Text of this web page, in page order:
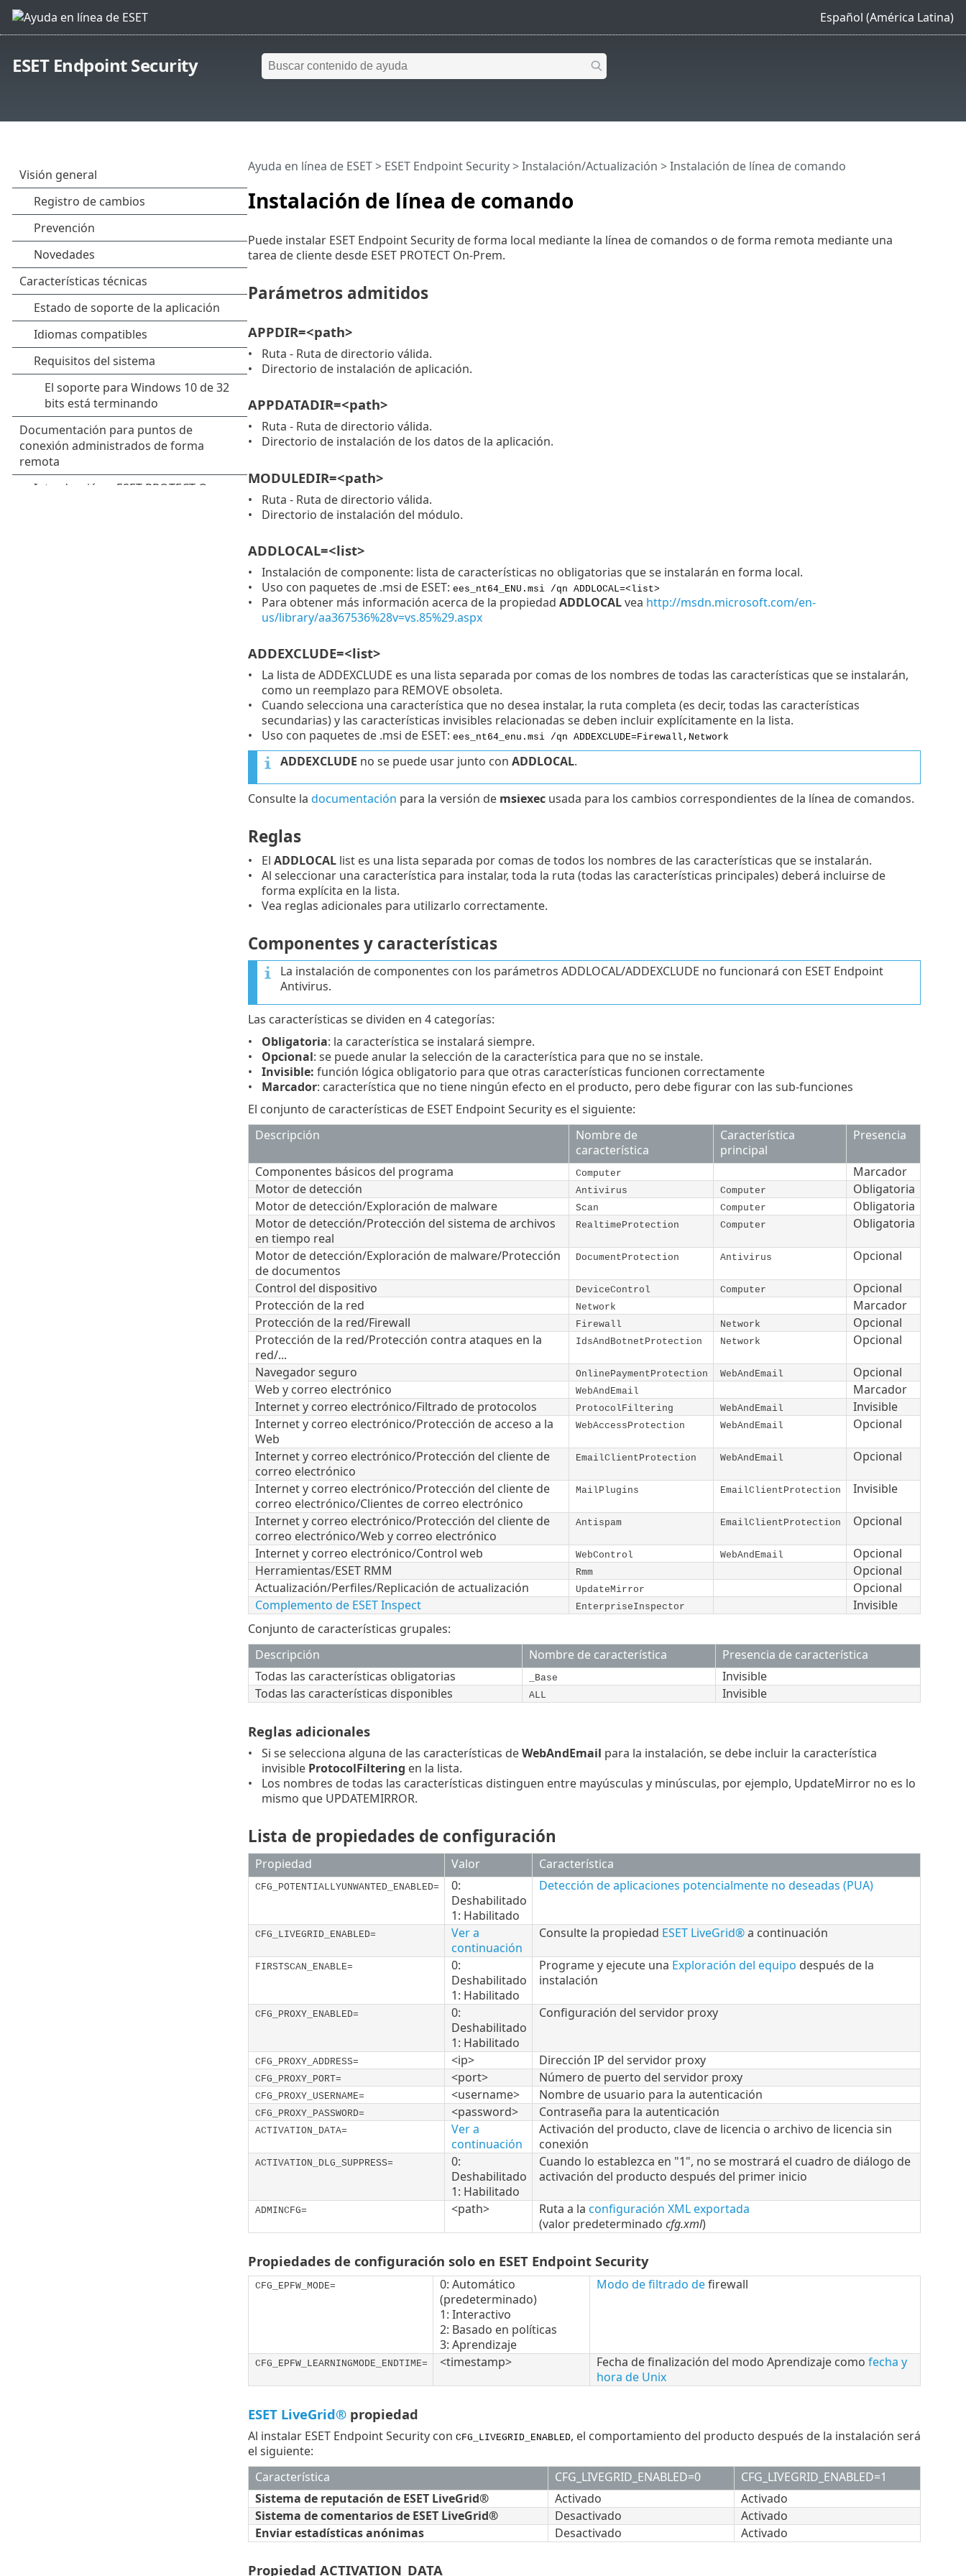
Español (América Latina)
ESET Endpoint Security
Instalación de línea de comando
Ayuda en línea de ESET> ESET Endpoint Security>Instalación/Actualización > Instalación de línea de comando
Puede instalar ESET Endpoint Security de forma local mediante la línea de comandos o de forma remota mediante una
tarea de cliente desde ESET PROTECT On-Prem.
Parámetros admitidos
APPDIR=<path>
Ruta - Ruta de directorio válida.
Directorio de instalación de aplicación.
APPDATADIR=<path>
Ruta - Ruta de directorio válida.
Directorio de instalación de los datos de la aplicación.
MODULEDIR=<path>
Ruta - Ruta de directorio válida.
Directorio de instalación del módulo.
ADDLOCAL=<list>
Instalación de componente: lista de características no obligatorias que se instalarán en forma local.
Uso con paquetes de .msi de ESET: ees_nt64_ENU.msi /qn ADDLOCAL=<list>
Para obtener más información acerca de la propiedad ADDLOCALvea http://msdn.microsoft.com/en-
us/library/aa367536%28v=vs.85%29.aspx
ADDEXCLUDE=<list>
La lista de ADDEXCLUDE es una lista separada por comas de los nombres de todas las características que se instalarán,
como un reemplazo para REMOVE obsoleta.
Cuando selecciona una característica que no desea instalar, la ruta completa (es decir, todas las características
secundarias) y las características invisibles relacionadas se deben incluir explícitamente en la lista.
Uso con paquetes de .msi de ESET: ees_nt64_enu.msi /qn ADDEXCLUDE=Firewall,Network
ADDEXCLUDE no se puede usar junto con ADDLOCAL.
Consulte la documentación para la versión de msiexecusada para los cambios correspondientes de la línea de comandos.
Reglas
El ADDLOCALlist es una lista separada por comas de todos los nombres de las características que se instalarán.
Al seleccionar una característica para instalar, toda la ruta (todas las características principales) deberá incluirse de
forma explícita en la lista.
Vea reglas adicionales para utilizarlo correctamente.
Componentes y características
La instalación de componentes con los parámetros ADDLOCAL/ADDEXCLUDE no funcionará con ESET Endpoint
Antivirus.
Las características se dividen en 4 categorías:
Obligatoria: la característica se instalará siempre.
Opcional: se puede anular la selección de la característica para que no se instale.
Invisible: función lógica obligatorio para que otras características funcionen correctamente
Marcador: característica que no tiene ningún efecto en el producto, pero debe figurar con las sub-funciones
El conjunto de características de ESET Endpoint Security es el siguiente:
Descripción
Nombre de
característica
Característica
principal
Presencia
Componentes básicos del programa Computer
Marcador
Motor de detección
Antivirus Computer
Obligatoria
Motor de detección/Exploración de malware
Scan Computer
Obligatoria
Motor de detección/Protección del sistema de archivos
en tiempo real
RealtimeProtection Computer Obligatoria
Motor de detección/Exploración de malware/Protección
de documentos
DocumentProtection Antivirus Opcional
Control del dispositivo DeviceControl Computer
Opcional
Protección de la red
Network
Marcador
Protección de la red/Firewall
Firewall Network
Opcional
Protección de la red/Protección contra ataques en la
red/...
IdsAndBotnetProtection Network Opcional
Navegador seguro OnlinePaymentProtection WebAndEmail
Opcional
Web y correo electrónico
WebAndEmail
Marcador
Internet y correo electrónico/Filtrado de protocolos
ProtocolFiltering WebAndEmail
Invisible
Internet y correo electrónico/Protección de acceso a la
Web
WebAccessProtection WebAndEmail Opcional
Internet y correo electrónico/Protección del cliente de
correo electrónico
EmailClientProtection WebAndEmail Opcional
Internet y correo electrónico/Protección del cliente de
correo electrónico/Clientes de correo electrónico
MailPlugins EmailClientProtection Invisible
Internet y correo electrónico/Protección del cliente de
correo electrónico/Web y correo electrónico
Antispam EmailClientProtection Opcional
Internet y correo electrónico/Control web WebControl WebAndEmail
Opcional
Herramientas/ESET RMM
Rmm
Opcional
Actualización/Perfiles/Replicación de actualización
UpdateMirror
Opcional
Complemento de ESET Inspect
EnterpriseInspector
Invisible
Conjunto de características grupales:
Descripción
Nombre de característica
Presencia de característica
Todas las características obligatorias
_Base
Invisible
Todas las características disponibles
ALL Invisible
Reglas adicionales
Si se selecciona alguna de las características deWebAndEmail para la instalación, se debe incluir la característica
invisible ProtocolFiltering en la lista.
Los nombres de todas las características distinguen entre mayúsculas y minúsculas, por ejemplo, UpdateMirror no es lo
mismo que UPDATEMIRROR.
Lista de propiedades de configuración
Propiedad Valor Característica
CFG_POTENTIALLYUNWANTED_ENABLED=
0:
Deshabilitado
1: Habilitado
Detección de aplicaciones potencialmente no deseadas (PUA)
CFG_LIVEGRID_ENABLED=
Ver a
continuación
Consulte la propiedad ESET LiveGrid®a continuación
FIRSTSCAN_ENABLE=
0:
Deshabilitado
1: Habilitado
Programe y ejecute una Exploración del equipo después de la
instalación
CFG_PROXY_ENABLED=
0:
Deshabilitado
1: Habilitado
Configuración del servidor proxy
CFG_PROXY_ADDRESS= <ip> Dirección IP del servidor proxy
CFG_PROXY_PORT= <port> Número de puerto del servidor proxy
CFG_PROXY_USERNAME= <username> Nombre de usuario para la autenticación
CFG_PROXY_PASSWORD= <password> Contraseña para la autenticación
ACTIVATION_DATA=
Ver a
continuación
Activación del producto, clave de licencia o archivo de licencia sin
conexión
ACTIVATION_DLG_SUPPRESS=
0:
Deshabilitado
1: Habilitado
Cuando lo establezca en "1", no se mostrará el cuadro de diálogo de
activación del producto después del primer inicio
ADMINCFG= <path> Ruta a la configuración XML exportada
(valor predeterminado cfg.xml)
Propiedades de configuración solo en ESET Endpoint Security
CFG_EPFW_MODE=
0: Automático
(predeterminado)
1: Interactivo
2: Basado en políticas
3: Aprendizaje
Modo de filtrado defirewall
CFG_EPFW_LEARNINGMODE_ENDTIME= <timestamp> Fecha de finalización del modo Aprendizaje como fecha y
hora de Unix
ESET LiveGrid®propiedad
Al instalar ESET Endpoint Security con CFG_LIVEGRID_ENABLED, el comportamiento del producto después de la instalación será
el siguiente:
Característica
CFG_LIVEGRID_ENABLED=0
CFG_LIVEGRID_ENABLED=1
Sistema de reputación de ESET LiveGrid®
Activado
Activado
Sistema de comentarios de ESET LiveGrid®
Desactivado
Activado
Enviar estadísticas anónimas
Desactivado Activado
Propiedad ACTIVATION_DATA